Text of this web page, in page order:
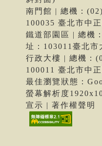
南門館 | 總機：
100035 臺北市中
鐵道部園區 | 總機
址：103011臺北市
行政大樓 | 總機：
100011 臺北市中
最佳瀏覽狀態：
螢幕解析度
宣示 | 著作權聲明